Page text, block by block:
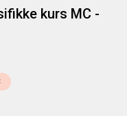
kurs MC -